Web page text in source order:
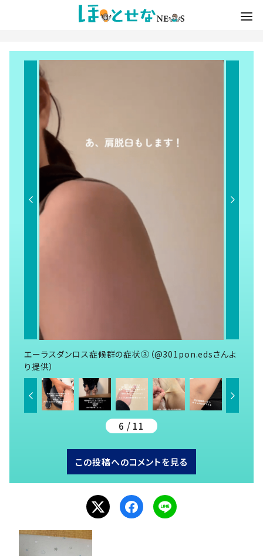
エーラスダンロス症候群の症状③（@301pon.edsさんよ
り提供）
6 / 11
この投稿へのコメントを見る